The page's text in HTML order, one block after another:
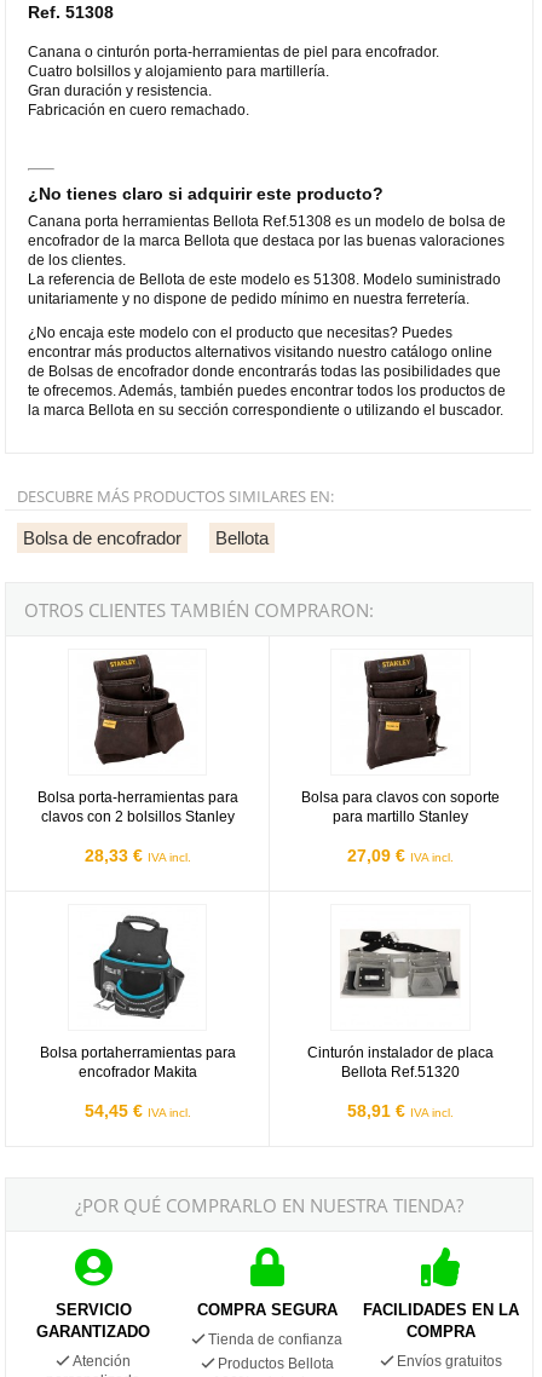
Ref. 51308
Canana o cinturón porta-herramientas de piel para encofrador.
Cuatro bolsillos y alojamiento para martillería.
Gran duración y resistencia.
Fabricación en cuero remachado.
¿No tienes claro si adquirir este producto?
Canana porta herramientas Bellota Ref.51308 es un modelo de bolsa de
encofrador de la marca Bellota que destaca por las buenas valoraciones
de los clientes.
La referencia de Bellota de este modelo es 51308. Modelo suministrado
unitariamente y no dispone de pedido mínimo en nuestra ferretería.
¿No encaja este modelo con el producto que necesitas? Puedes
encontrar más productos alternativos visitando nuestro catálogo online
de Bolsas de encofrador donde encontrarás todas las posibilidades que
te ofrecemos. Además, también puedes encontrar todos los productos de
la marca Bellota en su sección correspondiente o utilizando el buscador.
DESCUBRE MÁS PRODUCTOS SIMILARES EN:
Bolsa de encofrador Bellota
OTROS CLIENTES TAMBIÉN COMPRARON:
Bolsa porta-herramientas para
clavos con 2 bolsillos Stanley
28,33 € IVA incl.
Bolsa porta-herramientas para clavos con 2 bolsillos Stanley
Bolsa para clavos con soporte
para martillo Stanley
27,09 € IVA incl.
Bolsa para clavos con soporte
Bolsa portaherramientas para
encofrador Makita
54,45 € IVA incl.
Cinturón instalador de placa
Bellota Ref.51320
58,91 € IVA incl.
¿POR QUÉ COMPRARLO EN NUESTRA TIENDA?
SERVICIO
GARANTIZADO
Atención
COMPRA SEGURA
Tienda de confianza
Productos Bellota
FACILIDADES EN LA
COMPRA
Envíos gratuitos